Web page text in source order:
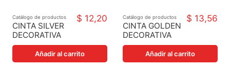
Catálogo de productos
CINTA SILVER
DECORATIVA
$ 12,20
Añadir al carrito
Catálogo de productos
CINTA GOLDEN
DECORATIVA
$ 13,56
Añadir al carrito